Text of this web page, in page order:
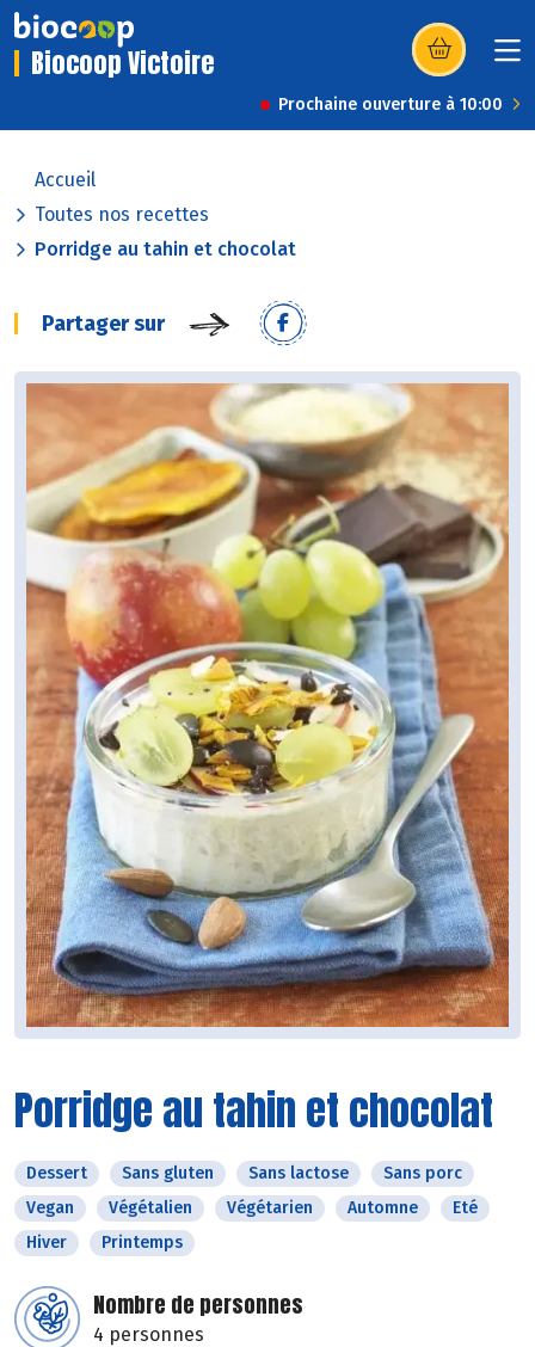
Biocoop Victoire (s’ouvre dans
Prochaine ouverture à 10:00
Accueil
Toutes nos recettes
Porridge au tahin et chocolat
Partager sur
Porridge au tahin et chocolat
Dessert Sans gluten Sans lactose
Sans porc
Vegan
Végétalien Végétarien Automne
Eté
Hiver
Printemps
Nombre de personnes
4 personnes